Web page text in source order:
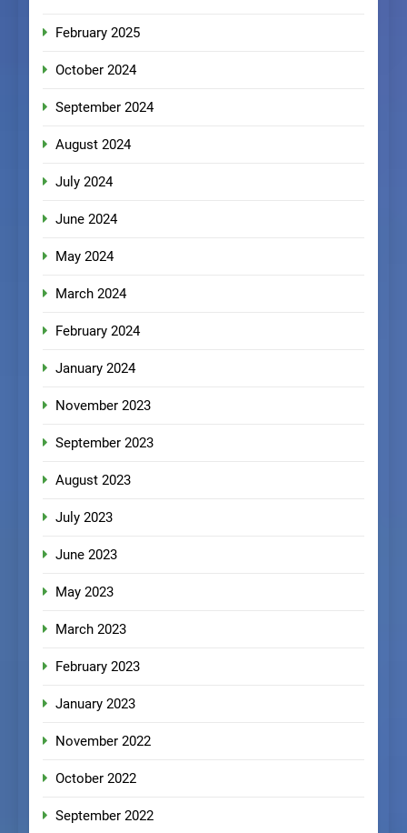
February 2025
October 2024
September 2024
August 2024
July 2024
June 2024
May 2024
March 2024
February 2024
January 2024
November 2023
September 2023
August 2023
July 2023
June 2023
May 2023
March 2023
February 2023
January 2023
November 2022
October 2022
September 2022